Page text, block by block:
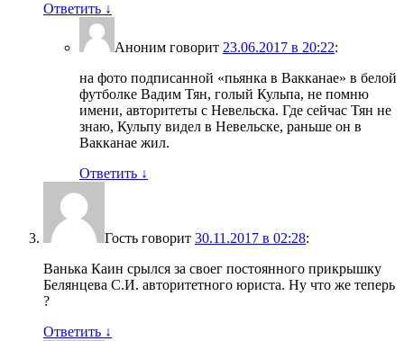
Ответить ↓
Аноним говорит 23.06.2017 в 20:22:
на фото подписанной «пьянка в Вакканае» в белой
футболке Вадим Тян, голый Кульпа, не помню
имени, авторитеты с Невельска. Где сейчас Тян не
знаю, Кульпу видел в Невельске, раньше он в
Вакканае жил.
Ответить ↓
Гость говорит 30.11.2017 в 02:28:
Ванька Каин срылся за своег постоянного прикрышку
Белянцева С.И. авторитетного юриста. Ну что же теперь
?
Ответить ↓